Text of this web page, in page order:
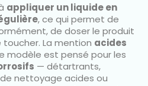
appliquer un liquide en
, ce qui permet de
de doser le produit
La mention acides
modèle est pensé pour les
— détartrants,
nettoyage acides ou